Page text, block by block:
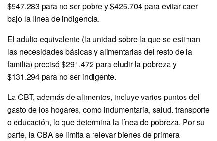
$947.283 para no ser pobre y $426.704 para evitar caer
bajo la línea de indigencia.
El adulto equivalente (la unidad sobre la que se estiman
las necesidades básicas y alimentarias del resto de la
familia) precisó $291.472 para eludir la pobreza y
$131.294 para no ser indigente.
La CBT, además de alimentos, incluye varios puntos del
gasto de los hogares, como indumentaria, salud, transporte
o educación, lo que determina la línea de pobreza. Por su
parte, la CBA se limita a relevar bienes de primera